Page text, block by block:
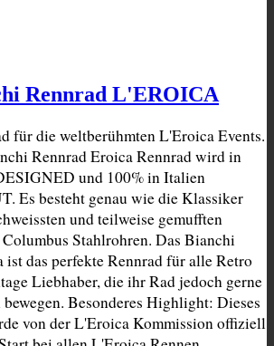
Rennrad L'EROICA
für die weltberühmten L'Eroica Events.
Rennrad Eroica Rennrad wird in
und 100% in Italien
Es besteht genau wie die Klassiker
und teilweise gemufften
Stahlrohren. Das Bianchi
ist das perfekte Rennrad für alle Retro
Liebhaber, die ihr Rad jedoch gerne
Besonderes Highlight: Dieses
von der L'Eroica Kommission offiziell